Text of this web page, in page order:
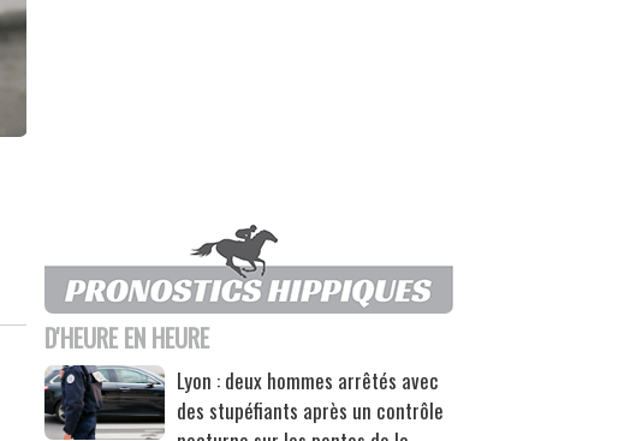
D'HEURE EN HEURE
Lyon : deux hommes arrêtés avec
des stupéfiants après un contrôle